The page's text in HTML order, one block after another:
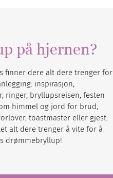
på hjernen?
finner dere alt dere trenger for
inspirasjon,
ringer, bryllupsreisen, festen
himmel og jord for brud,
toastmaster eller gjest.
alt dere trenger å vite for å
drømmebryllup!